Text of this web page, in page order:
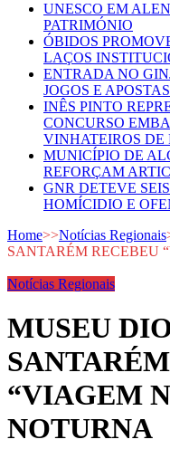
UNESCO EM
PATRIMÓNIO
ÓBIDOS
LAÇOS
ENTRADA NO
JOGOS E
INÊS PINTO
CONCURSO
VINHATEIROS DE
MUNICÍPIO DE
REFORÇAM
GNR DETEVE
HOMÍCIDIO E
Home>>Notícias Regionais
SANTARÉM RECEBEU
Notícias Regionais
MUSEU
“VIAGEM
NOTURNA